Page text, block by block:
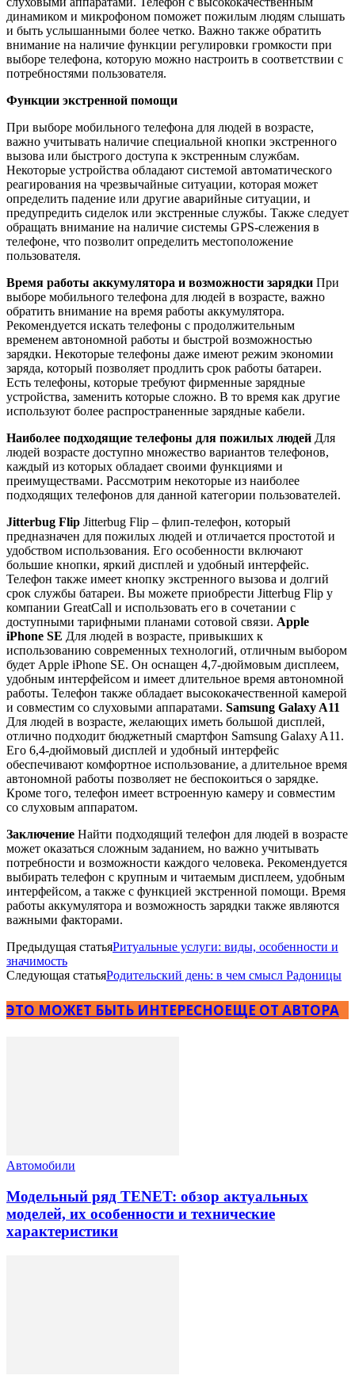
динамиком и микрофоном поможет пожилым людям слышать
и быть услышанными более четко. Важно также обратить
внимание на наличие функции регулировки громкости при
выборе телефона, которую можно настроить в соответствии с
потребностями пользователя.
Функции экстренной помощи
При выборе мобильного телефона для людей в возрасте,
важно учитывать наличие специальной кнопки экстренного
вызова или быстрого доступа к экстренным службам.
Некоторые устройства обладают системой автоматического
реагирования на чрезвычайные ситуации, которая может
определить падение или другие аварийные ситуации, и
предупредить сиделок или экстренные службы. Также следует
обращать внимание на наличие системы GPS-слежения в
телефоне, что позволит определить местоположение
пользователя.
Время работы аккумулятора и возможности зарядки При
выборе мобильного телефона для людей в возрасте, важно
обратить внимание на время работы аккумулятора.
Рекомендуется искать телефоны с продолжительным
временем автономной работы и быстрой возможностью
зарядки. Некоторые телефоны даже имеют режим экономии
заряда, который позволяет продлить срок работы батареи.
Есть телефоны, которые требуют фирменные зарядные
устройства, заменить которые сложно. В то время как другие
используют более распространенные зарядные кабели.
Наиболее подходящие телефоны для пожилых людей Для
людей возрасте доступно множество вариантов телефонов,
каждый из которых обладает своими функциями и
преимуществами. Рассмотрим некоторые из наиболее
подходящих телефонов для данной категории пользователей.
Jitterbug Flip Jitterbug Flip – флип-телефон, который
предназначен для пожилых людей и отличается простотой и
удобством использования. Его особенности включают
большие кнопки, яркий дисплей и удобный интерфейс.
Телефон также имеет кнопку экстренного вызова и долгий
срок службы батареи. Вы можете приобрести Jitterbug Flip у
компании GreatCall и использовать его в сочетании с
доступными тарифными планами сотовой связи. Apple
iPhone SE Для людей в возрасте, привыкших к
использованию современных технологий, отличным выбором
будет Apple iPhone SE. Он оснащен 4,7-дюймовым дисплеем,
удобным интерфейсом и имеет длительное время автономной
работы. Телефон также обладает высококачественной камерой
и совместим со слуховыми аппаратами. Samsung Galaxy A11
Для людей в возрасте, желающих иметь большой дисплей,
отлично подходит бюджетный смартфон Samsung Galaxy A11.
Его 6,4-дюймовый дисплей и удобный интерфейс
обеспечивают комфортное использование, а длительное время
автономной работы позволяет не беспокоиться о зарядке.
Кроме того, телефон имеет встроенную камеру и совместим
со слуховым аппаратом.
Заключение Найти подходящий телефон для людей в возрасте
может оказаться сложным заданием, но важно учитывать
потребности и возможности каждого человека. Рекомендуется
выбирать телефон с крупным и читаемым дисплеем, удобным
интерфейсом, а также с функцией экстренной помощи. Время
работы аккумулятора и возможность зарядки также являются
важными факторами.
Предыдущая статьяРитуальные услуги: виды, особенности и
значимость
Следующая статьяРодительский день: в чем смысл Радоницы
ЭТО МОЖЕТ БЫТЬ ИНТЕРЕСНОЕЩЕ ОТ АВТОРА
Автомобили
Модельный ряд TENET: обзор актуальных
моделей, их особенности и технические
характеристики